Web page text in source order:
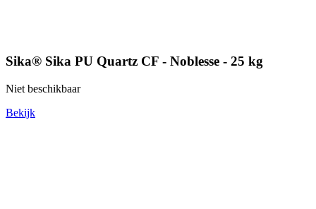
Sika® Sika PU Quartz CF - Noblesse - 25 kg
Niet beschikbaar
Bekijk